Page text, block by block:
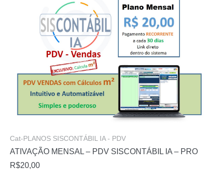
Cat-PLANOS SISCONTÁBIL IA - PDV
ATIVAÇÃO MENSAL – PDV SISCONTÁBIL IA – PRO
R$20,00